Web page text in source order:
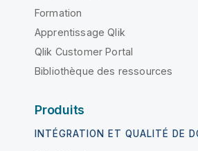
Formation
Apprentissage Qlik
Qlik Customer Portal
Bibliothèque des ressources
Produits
INTÉGRATION ET QUALITÉ DE